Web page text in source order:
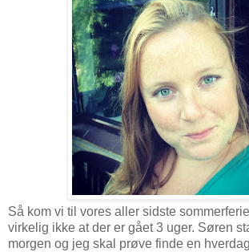
Så kom vi til vores aller sidste
virkelig ikke at der er gået 3 uger. Søren
morgen og jeg skal prøve finde en